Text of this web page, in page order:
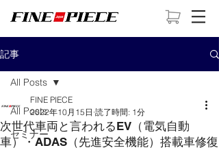
記事
All Posts
セミナー
All Posts
次世代車両と言われるEV（電気自動
車）・ADAS（先進安全機能）搭載車修復
FINE PIECE
2022年10月15日 読了時間: 1分